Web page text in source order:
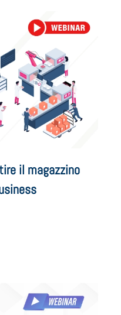
il magazzino